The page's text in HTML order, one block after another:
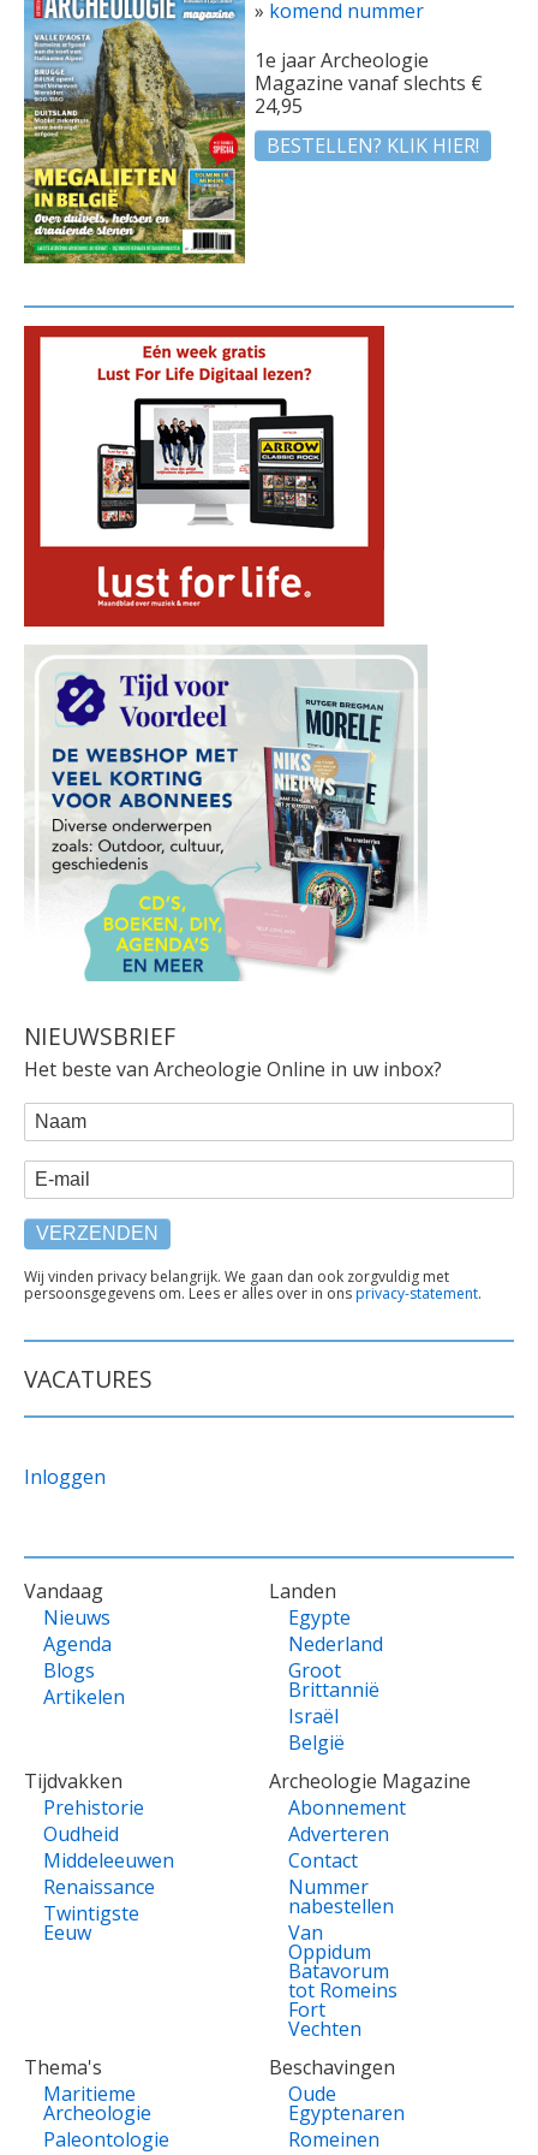
» komend nummer
1e jaar Archeologie
Magazine vanaf slechts €
24,95
BESTELLEN? KLIK HIER!
NIEUWSBRIEF
Het beste van Archeologie Online in uw inbox?
WEBFORM
Naam
E-mail
TEKST
ONDER
Wij vinden privacy belangrijk. We gaan dan ook zorgvuldig met
persoonsgegevens om. Lees er alles over in onsprivacy-statement.
VACATURES
Inloggen
VOET
Vandaag
Nieuws
Agenda
Blogs
Artikelen
Landen
Egypte
Nederland
Groot
Brittannië
Israël
België
Tijdvakken
Prehistorie
Oudheid
Middeleeuwen
Renaissance
Twintigste
Eeuw
Archeologie Magazine
Abonnement
Adverteren
Contact
Nummer
nabestellen
Van
Oppidum
Batavorum
tot Romeins
Fort
Vechten
Thema's
Maritieme
Archeologie
Paleontologie
Beschavingen
Oude
Egyptenaren
Romeinen